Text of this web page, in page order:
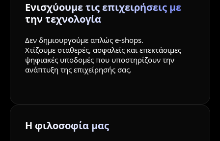
Ενισχύουμε τις επιχειρήσεις με
την τεχνολογία
Δεν δημιουργούμε απλώς e-shops.
Χτίζουμε σταθερές, ασφαλείς και επεκτάσιμες
ψηφιακές υποδομές που υποστηρίζουν την
ανάπτυξη της επιχείρησής σας.
Η φιλοσοφία μας